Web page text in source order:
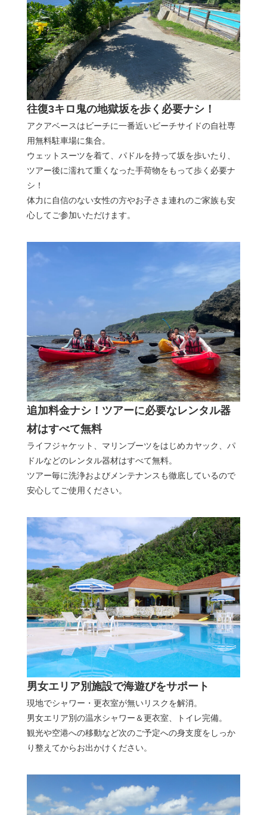
往復3キロ鬼の地獄坂を歩く必要ナシ！
アクアベースはビーチに一番近いビーチサイドの自社専
用無料駐車場に集合。
ウェットスーツを着て、パドルを持って坂を歩いたり、
ツアー後に濡れて重くなった手荷物をもって歩く必要ナ
シ！
体力に自信のない女性の方やお子さま連れのご家族も安
心してご参加いただけます。
追加料金ナシ！ツアーに必要なレンタル器
材はすべて無料
ライフジャケット、マリンブーツをはじめカヤック、パ
ドルなどのレンタル器材はすべて無料。
ツアー毎に洗浄およびメンテナンスも徹底しているので
安心してご使用ください。
男女エリア別施設で海遊びをサポート
現地でシャワー・更衣室が無いリスクを解消。
男女エリア別の温水シャワー＆更衣室、トイレ完備。
観光や空港への移動など次のご予定への身支度をしっか
り整えてからお出かけください。